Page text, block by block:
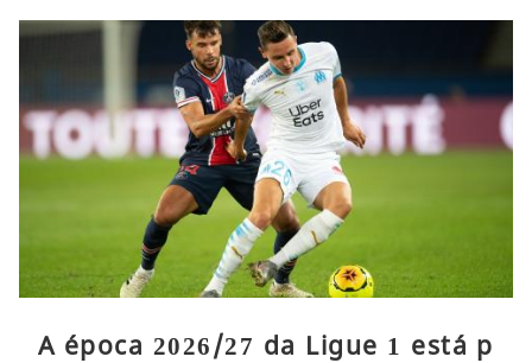
A época 2026/27 da Ligue 1 está p